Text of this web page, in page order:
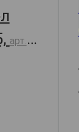
арт.